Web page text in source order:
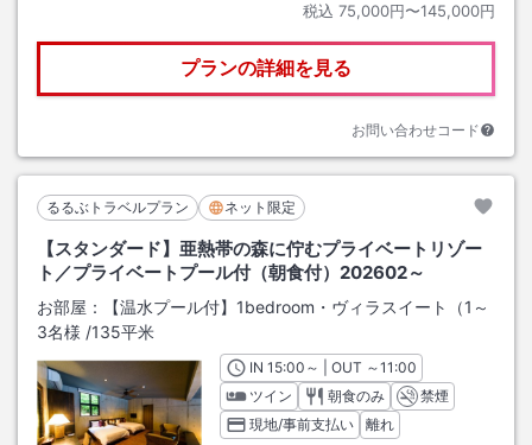
税込 75,000円〜145,000円
プランの詳細を見る
お問い合わせコード
るるぶトラベルプラン ネット限定
【スタンダード】亜熱帯の森に佇むプライベートリゾー
ト／プライベートプール付（朝食付）202602～
お部屋：
【温水プール付】1bedroom・ヴィラスイート（1～
3名様 /135平米
INチェックイン
15:00 ～ | OUT チェックアウト
～11:00
ツイン
朝食のみ
禁煙
現地/事前支払い
離れ